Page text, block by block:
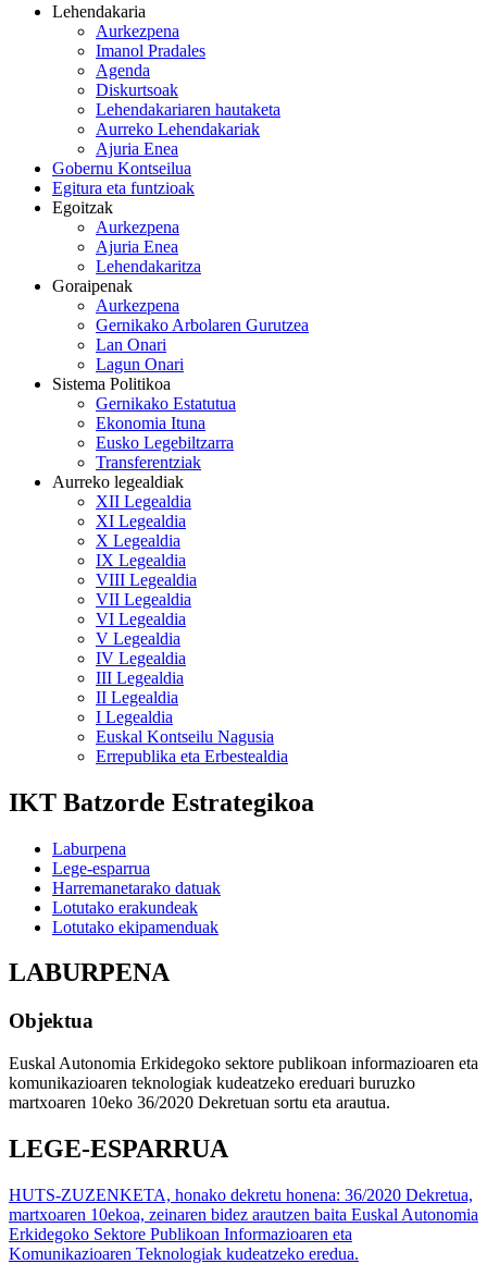
Lehendakaria
Aurkezpena
Imanol Pradales
Agenda
Diskurtsoak
Lehendakariaren hautaketa
Aurreko Lehendakariak
Ajuria Enea
Gobernu Kontseilua
Egitura eta funtzioak
Egoitzak
Aurkezpena
Ajuria Enea
Lehendakaritza
Goraipenak
Aurkezpena
Gernikako Arbolaren Gurutzea
Lan Onari
Lagun Onari
Sistema Politikoa
Gernikako Estatutua
Ekonomia Ituna
Eusko Legebiltzarra
Transferentziak
Aurreko legealdiak
XII Legealdia
XI Legealdia
X Legealdia
IX Legealdia
VIII Legealdia
VII Legealdia
VI Legealdia
V Legealdia
IV Legealdia
III Legealdia
II Legealdia
I Legealdia
Euskal Kontseilu Nagusia
Errepublika eta Erbestealdia
IKT Batzorde Estrategikoa
Laburpena
Lege-esparrua
Harremanetarako datuak
Lotutako erakundeak
Lotutako ekipamenduak
LABURPENA
Objektua
Euskal Autonomia Erkidegoko sektore publikoan informazioaren eta
komunikazioaren teknologiak kudeatzeko ereduari buruzko
martxoaren 10eko 36/2020 Dekretuan sortu eta arautua.
LEGE-ESPARRUA
HUTS-ZUZENKETA, honako dekretu honena: 36/2020 Dekretua,
martxoaren 10ekoa, zeinaren bidez arautzen baita Euskal Autonomia
Erkidegoko Sektore Publikoan Informazioaren eta
Komunikazioaren Teknologiak kudeatzeko eredua.